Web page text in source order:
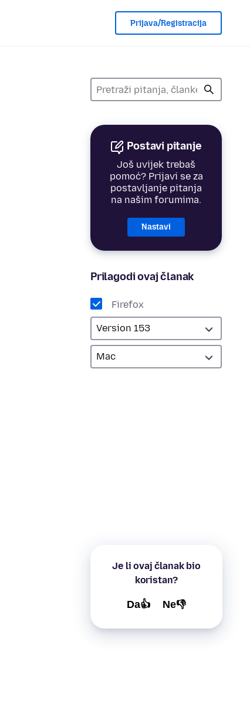
Prijava/Registracija
Postavi pitanje
Još uvijek trebaš
pomoć? Prijavi se za
postavljanje pitanja
na našim forumima.
Nastavi
Prilagodi ovaj članak
Firefox
Je li ovaj članak bio
koristan?
Da👍 Ne👎